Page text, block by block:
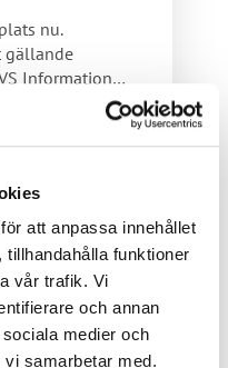
att anpassa innehållet
funktioner
vår trafik. Vi
och annan
medier och
samarbetar med.
nu.
gällande
Information